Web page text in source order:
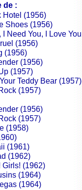
de :
Hotel (1956)
Shoes (1956)
I Need You, I Love
(1956)
(1956)
(1956)
(1957)
Teddy Bear (1957)
(1957)
(1956)
(1957)
(1958)
(1961)
(1962)
Girls! (1962)
(1964)
(1964)